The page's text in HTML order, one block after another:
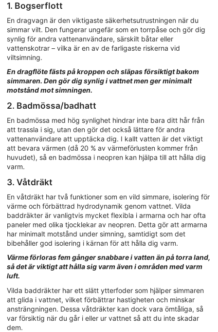
1. Bogserflott
En dragvagn är den viktigaste säkerhetsutrustningen när du
simmar vilt. Den fungerar ungefär som en torrpåse och gör dig
synlig för andra vattenanvändare, särskilt båtar eller
vattenskotrar – vilka är en av de farligaste riskerna vid
viltsimning.
En dragflöte fästs på kroppen och släpas försiktigt bakom
simmaren. Den gör dig synlig i vattnet men ger minimalt
motstånd mot simningen.
2. Badmössa/badhatt
En badmössa med hög synlighet hindrar inte bara ditt hår från
att trassla i sig, utan den gör det också lättare för andra
vattenanvändare att upptäcka dig. I kallt vatten är det viktigt
att bevara värmen (då 20 % av värmeförlusten kommer från
huvudet), så en badmössa i neopren kan hjälpa till att hålla dig
varm.
3. Våtdräkt
En våtdräkt har två funktioner som en vild simmare, isolering för
värme och förbättrad hydrodynamik genom vattnet. Vilda
baddräkter är vanligtvis mycket flexibla i armarna och har ofta
paneler med olika tjocklekar av neopren. Detta gör att armarna
har minimalt motstånd under simning, samtidigt som det
bibehåller god isolering i kärnan för att hålla dig varm.
Värme förloras fem gånger snabbare i vatten än på torra land,
så det är viktigt att hålla sig varm även i områden med varm
luft.
Vilda baddräkter har ett slätt ytterfoder som hjälper simmaren
att glida i vattnet, vilket förbättrar hastigheten och minskar
ansträngningen. Dessa våtdräkter kan dock vara ömtåliga, så
var försiktig när du går i eller ur vattnet så att du inte skadar
dem.